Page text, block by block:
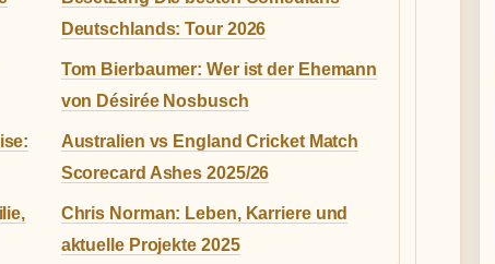
Deutschlands: Tour 2026
Tom Bierbaumer: Wer ist der Ehemann
von Désirée Nosbusch
Australien vs England Cricket Match
Scorecard Ashes 2025/26
Chris Norman: Leben, Karriere und
aktuelle Projekte 2025